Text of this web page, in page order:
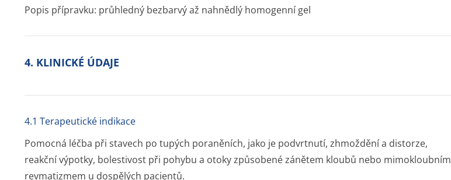
Popis přípravku: průhledný bezbarvý až nahnědlý homogenní gel
4. KLINICKÉ ÚDAJE
4.1 Terapeutické indikace
Pomocná léčba při stavech po tupých poraněních, jako je podvrtnutí, zhmoždění a distorze,
reakční výpotky, bolestivost při pohybu a otoky způsobené zánětem kloubů nebo mimokloubním
revmatizmem u dospělých pacientů.